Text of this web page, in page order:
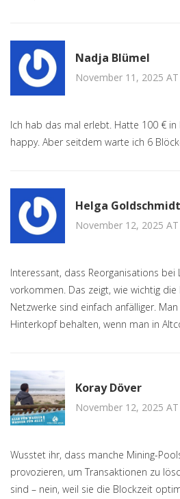
Nadja Blümel
November 11, 2025
Ich hab das mal erlebt. Hatte 100 € in
happy. Aber seitdem warte ich 6
Helga Goldschmidt
November 12, 2025
Interessant, dass Reorganisations bei
vorkommen. Das zeigt, wie wichtig
Netzwerke sind einfach anfälliger.
Hinterkopf behalten, wenn man in
Koray Döver
November 12, 2025
Wusstet ihr, dass manche Mining-
provozieren, um Transaktionen zu
sind – nein, weil sie die Blockzeit